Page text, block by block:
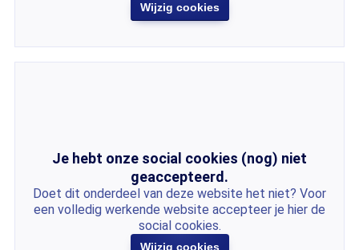
Wijzig cookies
Je hebt onze social cookies (nog) niet
geaccepteerd.
Doet dit onderdeel van deze website het niet? Voor
een volledig werkende website accepteer je hier de
social cookies.
Wijzig cookies